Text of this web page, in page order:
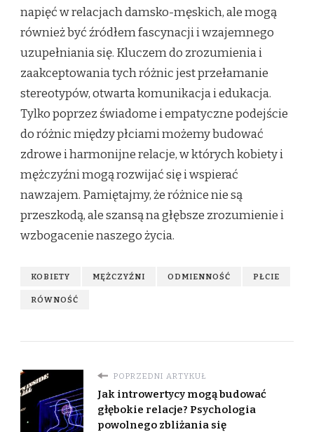
napięć w relacjach damsko-męskich, ale mogą
również być źródłem fascynacji i wzajemnego
uzupełniania się. Kluczem do zrozumienia i
zaakceptowania tych różnic jest przełamanie
stereotypów, otwarta komunikacja i edukacja.
Tylko poprzez świadome i empatyczne podejście
do różnic między płciami możemy budować
zdrowe i harmonijne relacje, w których kobiety i
mężczyźni mogą rozwijać się i wspierać
nawzajem. Pamiętajmy, że różnice nie są
przeszkodą, ale szansą na głębsze zrozumienie i
wzbogacenie naszego życia.
KOBIETY MĘŻCZYŹNI ODMIENNOŚĆ PŁCIE
RÓWNOŚĆ
POPRZEDNI ARTYKUŁ
Jak introwertycy mogą budować
głębokie relacje? Psychologia
powolnego zbliżania się